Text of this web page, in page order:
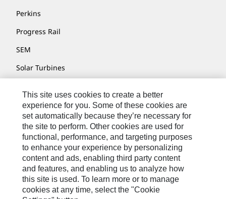
Perkins
Progress Rail
SEM
Solar Turbines
Turner Powertrain Systems
お問い合わせ先
サイト･マップ
Cookie Settings
リーガル
This site uses cookies to create a better
experience for you. Some of these cookies are
set automatically because they’re necessary for
the site to perform. Other cookies are used for
functional, performance, and targeting purposes
to enhance your experience by personalizing
content and ads, enabling third party content
and features, and enabling us to analyze how
this site is used. To learn more or to manage
cookies at any time, select the "Cookie